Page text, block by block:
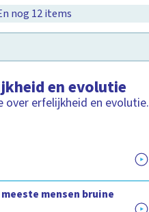
nog 12 items
en evolutie
over erfelijkheid en evolutie.
mensen bruine